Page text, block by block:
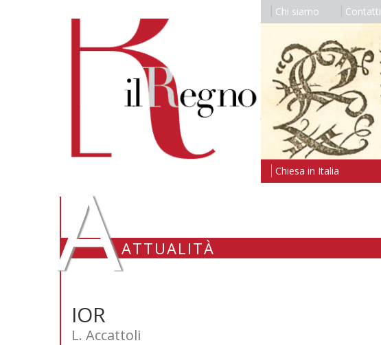
Chi siamo Contatti
Chiesa in Italia
AATTUALITÀ
IOR
L. Accattoli